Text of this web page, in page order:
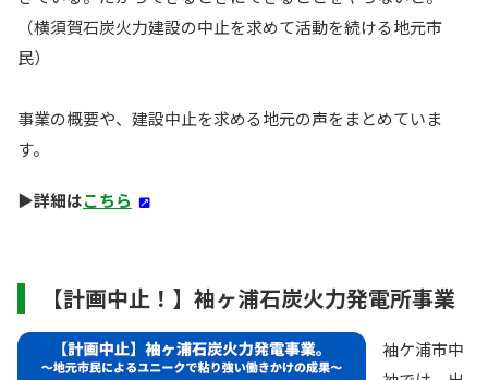
（横須賀石炭火力建設の中止を求めて活動を続ける地元市
民）
事業の概要や、建設中止を求める地元の声をまとめていま
す。
▶︎詳細はこちら
【計画中止！】袖ヶ浦石炭火力発電所事業
袖ケ浦市中